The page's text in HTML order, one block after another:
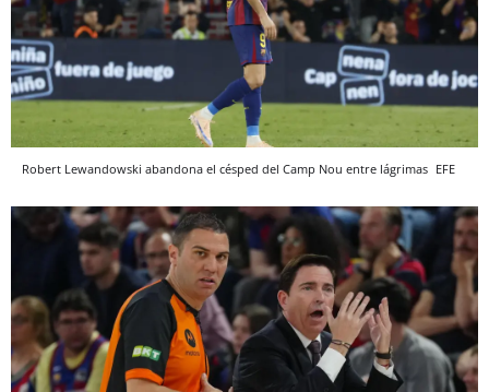
Robert Lewandowski abandona el césped del Camp Nou entre lágrimas EFE